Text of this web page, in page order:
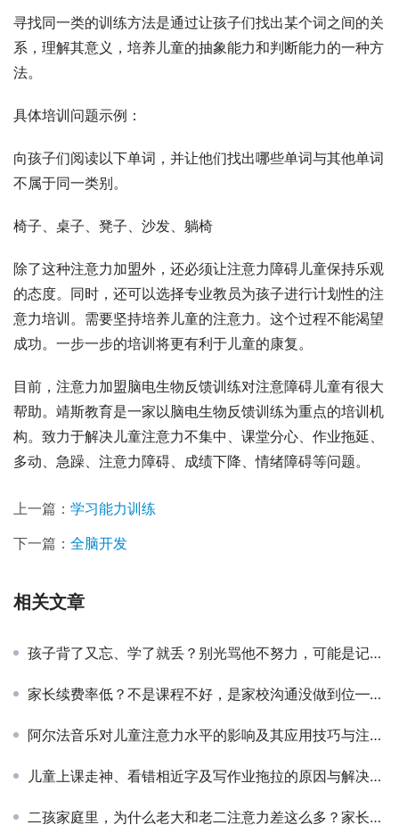
寻找同一类的训练方法是通过让孩子们找出某个词之间的关
系，理解其意义，培养儿童的抽象能力和判断能力的一种方
法。
具体培训问题示例：
向孩子们阅读以下单词，并让他们找出哪些单词与其他单词
不属于同一类别。
椅子、桌子、凳子、沙发、躺椅
除了这种注意力加盟外，还必须让注意力障碍儿童保持乐观
的态度。同时，还可以选择专业教员为孩子进行计划性的注
意力培训。需要坚持培养儿童的注意力。这个过程不能渴望
成功。一步一步的培训将更有利于儿童的康复。
目前，注意力加盟脑电生物反馈训练对注意障碍儿童有很大
帮助。靖斯教育是一家以脑电生物反馈训练为重点的培训机
构。致力于解决儿童注意力不集中、课堂分心、作业拖延、
多动、急躁、注意力障碍、成绩下降、情绪障碍等问题。
上一篇： 学习能力训练
下一篇： 全脑开发
相关文章
孩子背了又忘、学了就丢？别光骂他不努力，可能是记忆策略没跟上
家长续费率低？不是课程不好，是家校沟通没做到位——8年运营经验分享
阿尔法音乐对儿童注意力水平的影响及其应用技巧与注意事项
儿童上课走神、看错相近字及写作业拖拉的原因与解决方法
二孩家庭里，为什么老大和老二注意力差这么多？家长别再怪孩子了